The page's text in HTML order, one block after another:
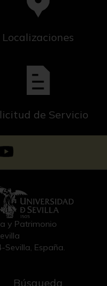
Localizaciones
de Servicio
y Patrimonio
Sevilla, España.
Búsqueda